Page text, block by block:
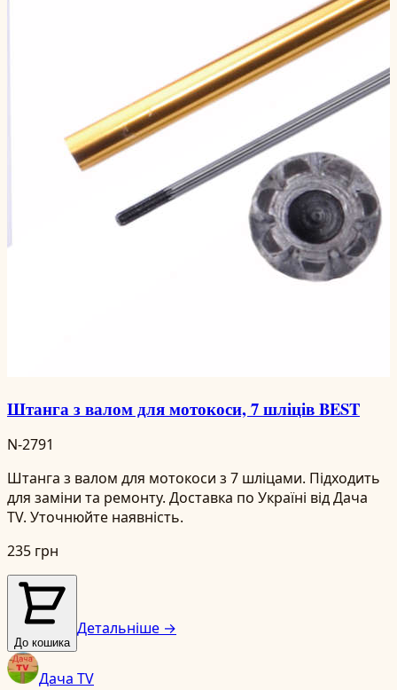
Штанга з валом для мотокоси, 7 шліців BEST
N-2791
Штанга з валом для мотокоси з 7 шліцами. Підходить
для заміни та ремонту. Доставка по Україні від Дача
TV. Уточнюйте наявність.
235 грн
До кошика
Детальніше →
Дача TV